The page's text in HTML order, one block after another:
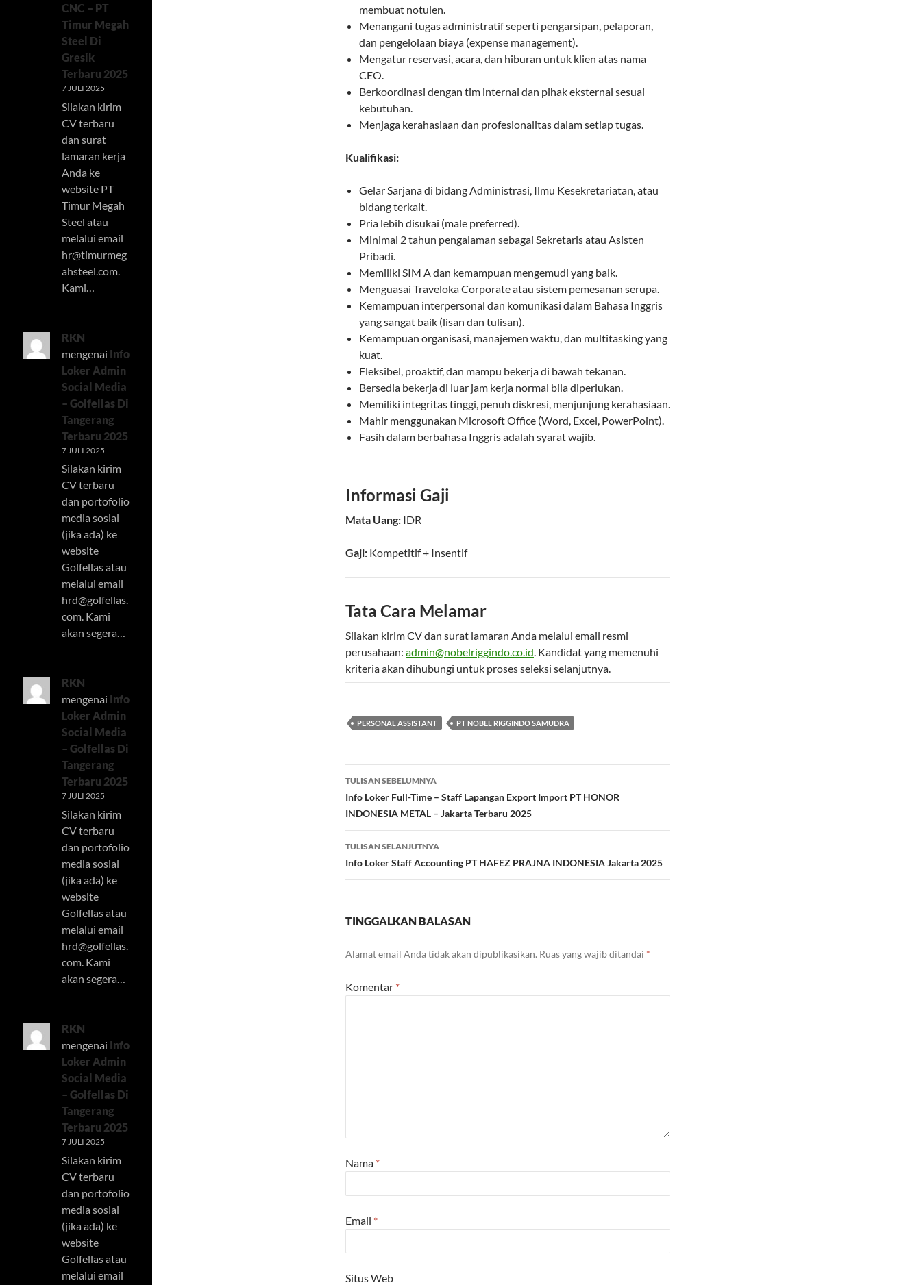
membuat notulen.
Menangani tugas administratif seperti pengarsipan, pelaporan,
dan pengelolaan biaya (expense management).
Mengatur reservasi, acara, dan hiburan untuk klien atas nama
CEO.
Berkoordinasi dengan tim internal dan pihak eksternal sesuai
kebutuhan.
Menjaga kerahasiaan dan profesionalitas dalam setiap tugas.
Kualifikasi:
Gelar Sarjana di bidang Administrasi, Ilmu Kesekretariatan, atau
bidang terkait.
Pria lebih disukai (male preferred).
Minimal 2 tahun pengalaman sebagai Sekretaris atau Asisten
Pribadi.
Memiliki SIM A dan kemampuan mengemudi yang baik.
Menguasai Traveloka Corporate atau sistem pemesanan serupa.
Kemampuan interpersonal dan komunikasi dalam Bahasa Inggris
yang sangat baik (lisan dan tulisan).
Kemampuan organisasi, manajemen waktu, dan multitasking yang
kuat.
Fleksibel, proaktif, dan mampu bekerja di bawah tekanan.
Bersedia bekerja di luar jam kerja normal bila diperlukan.
Memiliki integritas tinggi, penuh diskresi, menjunjung kerahasiaan.
Mahir menggunakan Microsoft Office (Word, Excel, PowerPoint).
Fasih dalam berbahasa Inggris adalah syarat wajib.
Informasi Gaji
Mata Uang: IDR
Gaji: Kompetitif+ Insentif
Tata Cara Melamar
Silakan kirim CV dan surat lamaran Anda melalui email resmi
perusahaan: admin@nobelriggindo.co.id. Kandidat yang memenuhi
kriteria akan dihubungi untuk proses seleksi selanjutnya.
PERSONAL ASSISTANT PT NOBEL RIGGINDO SAMUDRA
Navigasi
Tulisan
TULISAN SEBELUMNYA
Info Loker Full-Time – Staff Lapangan Export Import PT HONOR
INDONESIA METAL – Jakarta Terbaru 2025
TULISAN SELANJUTNYA
Info Loker Staff Accounting PT HAFEZ PRAJNA INDONESIA Jakarta 2025
TINGGALKAN BALASAN
Alamat email Anda tidak akan dipublikasikan. Ruas yang wajib ditandai *
Komentar *
Nama *
Email *
Situs Web
CNC – PT
Timur Megah
Steel Di
Gresik
Terbaru 2025
7 JULI 2025
Silakan kirim
CV terbaru
dan surat
lamaran kerja
Anda ke
website PT
Timur Megah
Steel atau
melalui email
hr@timurmeg
ahsteel.com
Kami…
RKN
mengenai Info
Loker Admin
Social Media
– Golfellas Di
Tangerang
Terbaru 2025
7 JULI 2025
Silakan kirim
CV terbaru
dan portofolio
media sosial
(jika ada) ke
website
Golfellas atau
melalui email
hrd@golfellas.
com. Kami
akan segera…
RKN
mengenai Info
Loker Admin
Social Media
– Golfellas Di
Tangerang
Terbaru 2025
7 JULI 2025
Silakan kirim
CV terbaru
dan portofolio
media sosial
(jika ada) ke
website
Golfellas atau
melalui email
hrd@golfellas.
com. Kami
akan segera…
RKN
mengenai Info
Loker Admin
Social Media
– Golfellas Di
Tangerang
Terbaru 2025
7 JULI 2025
Silakan kirim
CV terbaru
dan portofolio
media sosial
(jika ada) ke
website
Golfellas atau
melalui email